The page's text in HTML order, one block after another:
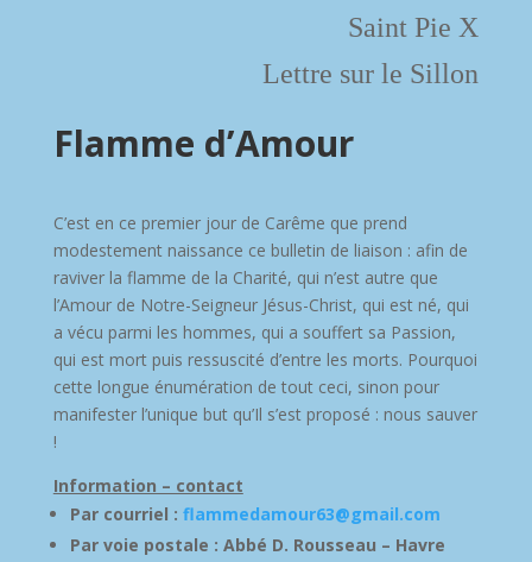
Saint Pie X
Lettre sur le Sillon
Flamme d’Amour
C’est en ce premier jour de Carême que prend
modestement naissance ce bulletin de liaison : afin de
raviver la flamme de la Charité, qui n’est autre que
l’Amour de Notre-Seigneur Jésus-Christ, qui est né, qui
a vécu parmi les hommes, qui a souffert sa Passion,
qui est mort puis ressuscité d’entre les morts. Pourquoi
cette longue énumération de tout ceci, sinon pour
manifester l’unique but qu’Il s’est proposé : nous sauver
!
Information – contact
Par courriel : flammedamour63@gmail.com
Par voie postale : Abbé D. Rousseau – Havre